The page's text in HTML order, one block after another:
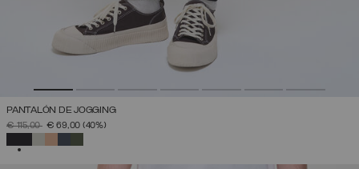
PANTALÓN DE JOGGING
PRECIO REBAJADO DE
€ 115,00A€ 69,00 (40%)